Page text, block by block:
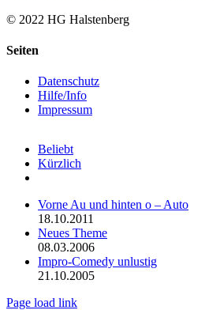
© 2022 HG Halstenberg
Toggle
Area
Seiten
Datenschutz
Hilfe/Info
Impressum
Beliebt
Kürzlich
Vorne Au und hinten o – Auto
18.10.2011
Neues Theme
08.03.2006
Impro-Comedy unlustig
21.10.2005
Page load link